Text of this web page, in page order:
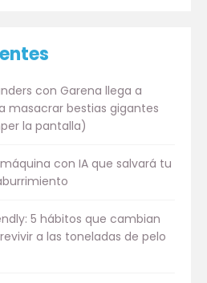
con Garena llega a
masacrar bestias gigantes
la pantalla)
máquina con IA que salvará tu
5 hábitos que cambian
a las toneladas de pelo